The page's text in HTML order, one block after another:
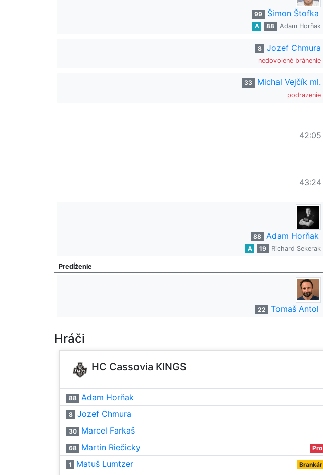
99 Šimon Štofka
A 88 Adam Horňak
8 Jozef Chmura
nedovolené bránenie
33 Michal Vejčík ml.
podrazenie
42:05
43:24
88 Adam Horňak
A 19 Richard Sekerak
Predĺženie
22 Tomaš Antol
Hráči
HC Cassovia KINGS
88 Adam Horňak
8 Jozef Chmura
30 Marcel Farkaš
68 Martin Riečicky Pro
1 Matuš Lumtzer Brankár